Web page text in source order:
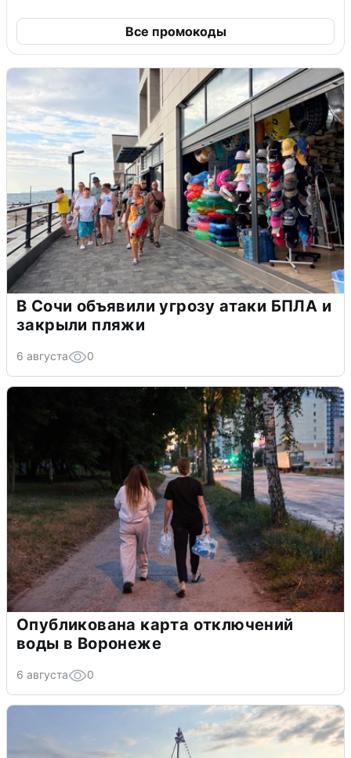
Все промокоды
В Сочи объявили угрозу атаки БПЛА и
закрыли пляжи
6 августа 0
Опубликована карта отключений
воды в Воронеже
6 августа 0